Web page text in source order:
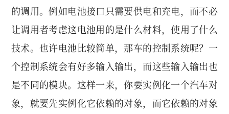
的调用。例如电池接口只需要供电和充电，而不必
让调用者考虑这电池用的是什么材料，使用了什么
技术。也许电池比较简单，那车的控制系统呢？一
个控制系统会有好多输入输出，而这些输入输出也
是不同的模块。这样一来，你要实例化一个汽车对
象，就要先实例化它依赖的对象，而它依赖的对象